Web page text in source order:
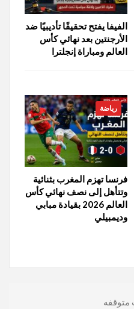
الفيفا يفتح تحقيقًا تأديبيًا ضد
الأرجنتين بعد نهائي كأس
العالم ومباراة إنجلترا
رياضة
فرنسا تهزم المغرب بثنائية
وتتأهل إلى نصف نهائي كأس
العالم 2026 بقيادة مبابي
وديمبيلي
متوقفه